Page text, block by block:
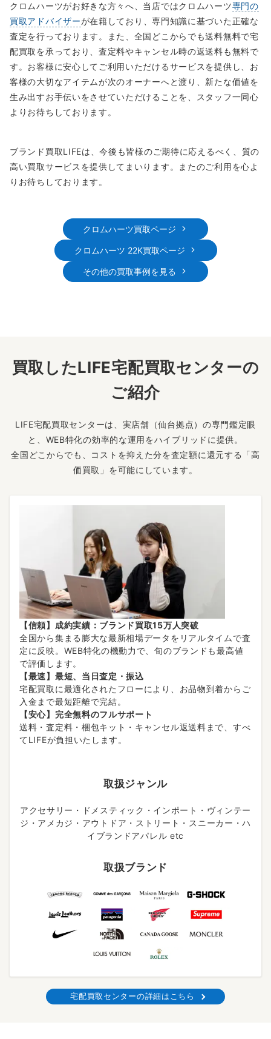
クロムハーツがお好きな方々へ、当店ではクロムハーツ専門の
買取アドバイザーが在籍しており、専門知識に基づいた正確な
査定を行っております。また、全国どこからでも送料無料で宅
配買取を承っており、査定料やキャンセル時の返送料も無料で
す。お客様に安心してご利用いただけるサービスを提供し、お
客様の大切なアイテムが次のオーナーへと渡り、新たな価値を
生み出すお手伝いをさせていただけることを、スタッフ一同心
よりお待ちしております。
ブランド買取LIFEは、今後も皆様のご期待に応えるべく、質の
高い買取サービスを提供してまいります。またのご利用を心よ
りお待ちしております。
クロムハーツ買取ページ
クロムハーツ 22K買取ページ
その他の買取事例を見る
買取したLIFE宅配買取センターの
ご紹介
LIFE宅配買取センターは、実店舗（仙台拠点）の専門鑑定眼
と、WEB特化の効率的な運用をハイブリッドに提供。
全国どこからでも、コストを抑えた分を査定額に還元する「高
価買取」を可能にしています。
【信頼】成約実績：ブランド買取15万人突破
全国から集まる膨大な最新相場データをリアルタイムで査
定に反映。WEB特化の機動力で、旬のブランドも最高値
で評価します。
【最速】最短、当日査定・振込
宅配買取に最適化されたフローにより、お品物到着からご
入金まで最短距離で完結。
【安心】完全無料のフルサポート
送料・査定料・梱包キット・キャンセル返送料まで、すべ
てLIFEが負担いたします。
取扱ジャンル
アクセサリー・ドメスティック・インポート・ヴィンテー
ジ・アメカジ・アウトドア・ストリート・スニーカー・ハ
イブランドアパレル etc
取扱ブランド
宅配買取センターの詳細はこちら